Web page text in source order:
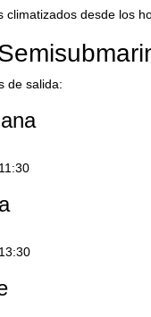
desde los
de salida: